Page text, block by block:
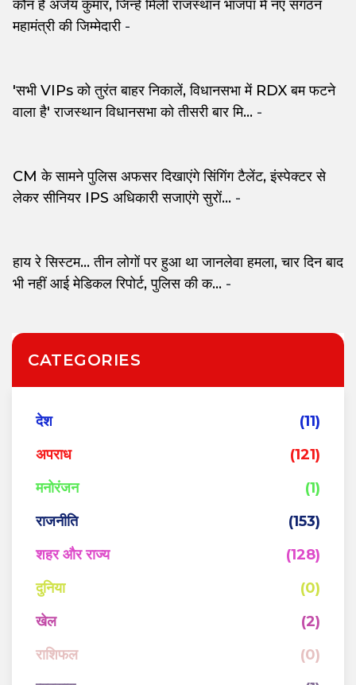
कौन हैं अजेय कुमार, जिन्हें मिली राजस्थान भाजपा में नए संगठन
महामंत्री की जिम्मेदारी-
'सभी VIPs को तुरंत बाहर निकालें, विधानसभा में RDX बम फटने
वाला है' राजस्थान विधानसभा को तीसरी बार मि... -
CM के सामने पुलिस अफसर दिखाएंगे सिंगिंग टैलेंट, इंस्पेक्टर से
लेकर सीनियर IPS अधिकारी सजाएंगे सुरों... -
हाय रे सिस्टम... तीन लोगों पर हुआ था जानलेवा हमला, चार दिन बाद
भी नहीं आई मेडिकल रिपोर्ट, पुलिस की क... -
CATEGORIES
देश
(11)
अपराध
(121)
मनोरंजन
(1)
राजनीति
(153)
शहर और राज्य
(128)
दुनिया
(0)
खेल
(2)
राशिफल
(0)